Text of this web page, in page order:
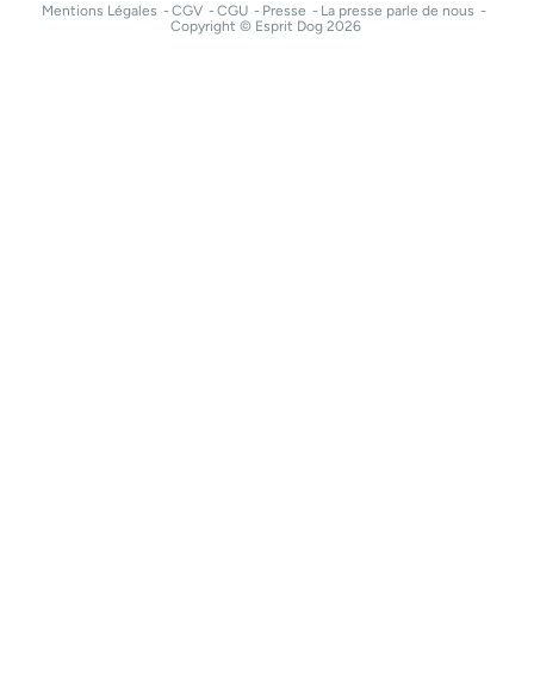
Mentions Légales CGV CGU Presse
La presse parle de nous
Copyright © Esprit Dog 2026